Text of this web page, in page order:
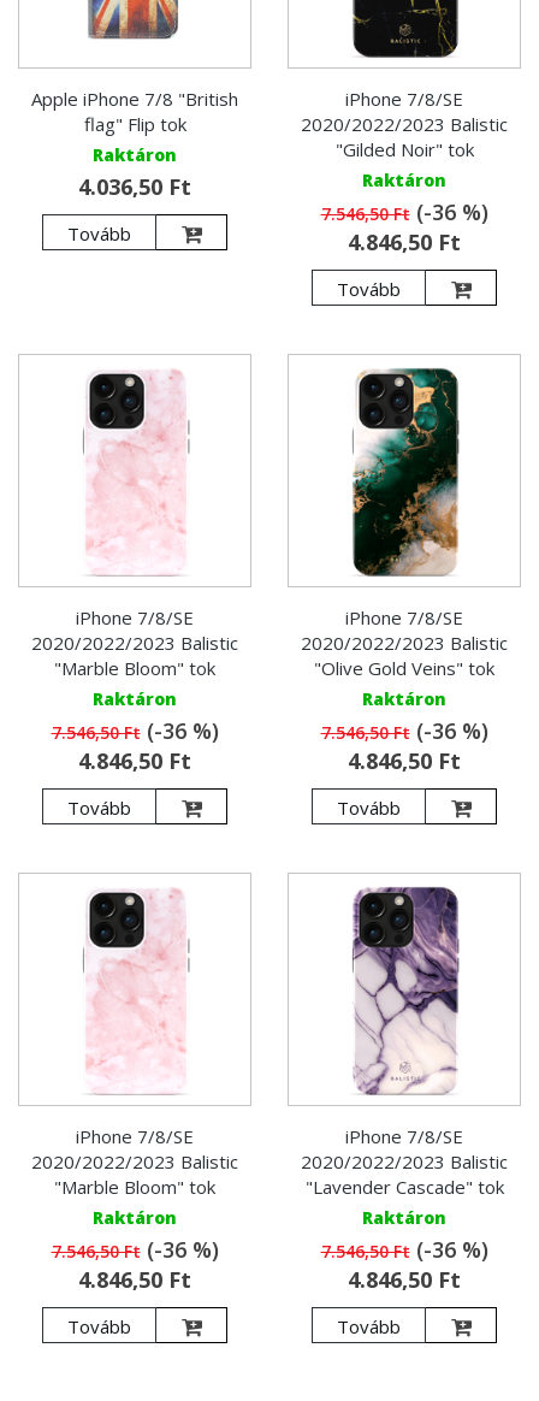
Apple iPhone 7/8 "British
flag" Flip tok
Raktáron
4.036,50 Ft
Tovább
iPhone 7/8/SE
2020/2022/2023 Balistic
"Gilded Noir" tok
Raktáron
7.546,50 Ft(-36 %)
4.846,50 Ft
Tovább
iPhone 7/8/SE
2020/2022/2023 Balistic
"Marble Bloom" tok
Raktáron
7.546,50 Ft(-36 %)
4.846,50 Ft
Tovább
iPhone 7/8/SE
2020/2022/2023 Balistic
"Olive Gold Veins" tok
Raktáron
7.546,50 Ft(-36 %)
4.846,50 Ft
Tovább
iPhone 7/8/SE
2020/2022/2023 Balistic
"Marble Bloom" tok
Raktáron
7.546,50 Ft(-36 %)
4.846,50 Ft
Tovább
iPhone 7/8/SE
2020/2022/2023 Balistic
"Lavender Cascade" tok
Raktáron
7.546,50 Ft(-36 %)
4.846,50 Ft
Tovább